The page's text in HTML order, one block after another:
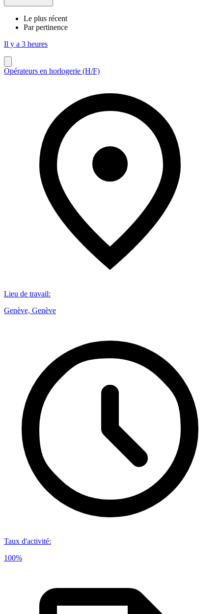
Le plus récent
Par pertinence
Il y a 3 heures
Opérateurs en horlogerie (H/F)
Lieu de travail:
Genève, Genève
Taux d'activité:
100%